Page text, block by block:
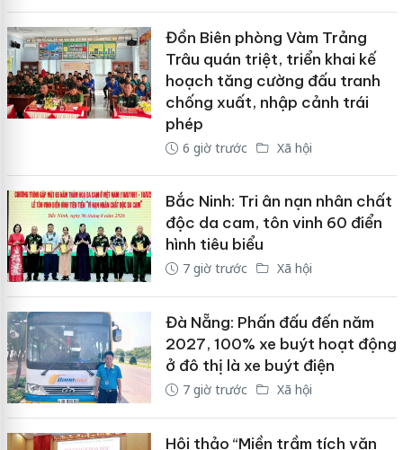
Đồn Biên phòng Vàm Trảng
Trâu quán triệt, triển khai kế
hoạch tăng cường đấu tranh
chống xuất, nhập cảnh trái
phép
6 giờ trước Xã hội
Bắc Ninh: Tri ân nạn nhân chất
độc da cam, tôn vinh 60 điển
hình tiêu biểu
7 giờ trước Xã hội
Đà Nẵng: Phấn đấu đến năm
2027, 100% xe buýt hoạt động
ở đô thị là xe buýt điện
7 giờ trước Xã hội
Hội thảo “Miền trầm tích văn